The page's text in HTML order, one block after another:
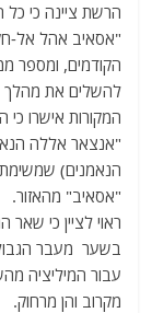
הרשת ציינה כי כל
"אסאיב אהל אל-
הקודמים, ומספר
להשלים את מהלך
המקורות אישרו
"אנצאר אללה
הנאמנים)
"אסאיב" מהאזור.
ראוי לציין כי
עבור המיליציה
מקרוב והן מרחוק.